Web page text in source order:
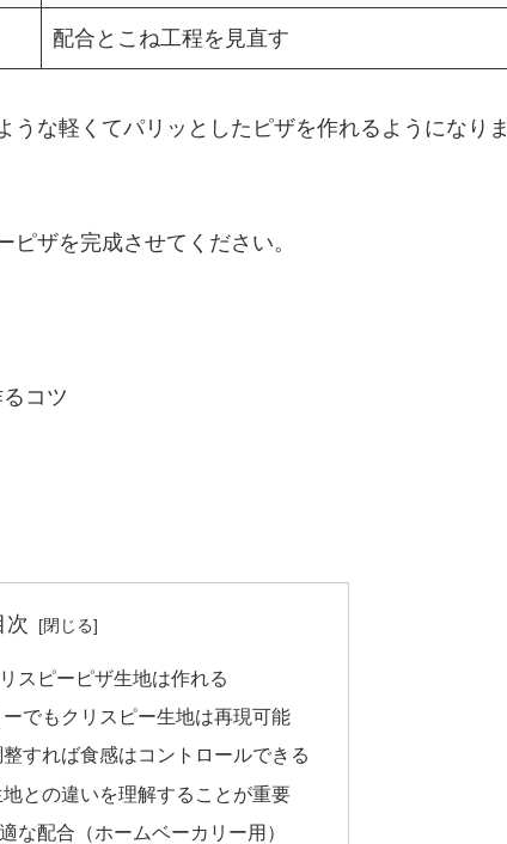
配合とこね工程を見直す
な軽くてパリッとしたピザを作れるようになりま
ザを完成させてください。
コツ
次
スピーピザ生地は作れる
でもクリスピー生地は再現可能
すれば食感はコントロールできる
との違いを理解することが重要
な配合（ホームベーカリー用）